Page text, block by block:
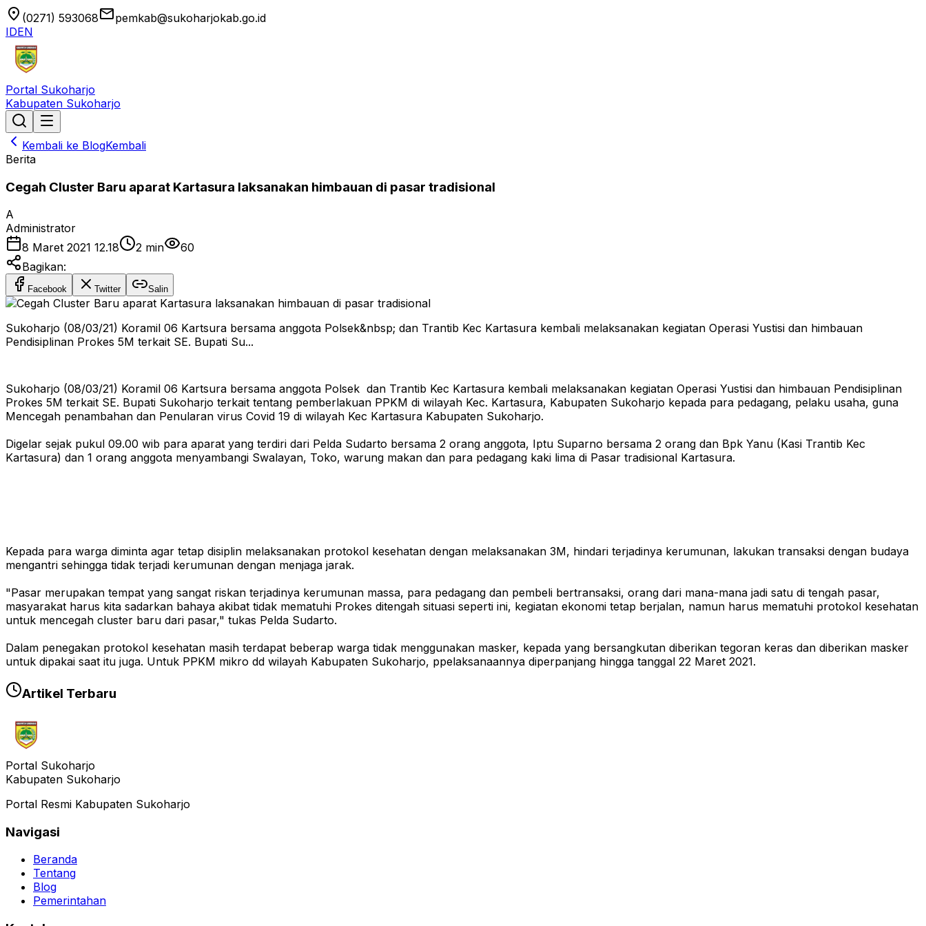
location_on (0271) 593068emailpemkab@sukoharjokab.go.id
IDEN
Portal Sukoharjo
Kabupaten Sukoharjo
Kembali ke BlogKembali
Berita
Cegah Cluster Baru aparat Kartasura laksanakan himbauan di pasar tradisional
A
Administrator
8 Maret 2021 12.18
2 min
60
Bagikan:
Facebook Twitter Salin
Sukoharjo (08/03/21) Koramil 06 Kartsura bersama anggota Polsek&nbsp; dan Trantib Kec Kartasura kembali melaksanakan kegiatan Operasi Yustisi dan himbauan
Pendisiplinan Prokes 5M terkait SE. Bupati Su...
Sukoharjo (08/03/21) Koramil 06 Kartsura bersama anggota Polsek dan Trantib Kec Kartasura kembali melaksanakan kegiatan Operasi Yustisi dan himbauan Pendisiplinan
Prokes 5M terkait SE. Bupati Sukoharjo terkait tentang pemberlakuan PPKM di wilayah Kec. Kartasura, Kabupaten Sukoharjo kepada para pedagang, pelaku usaha, guna
Mencegah penambahan dan Penularan virus Covid 19 di wilayah Kec Kartasura Kabupaten Sukoharjo.
Digelar sejak pukul 09.00 wib para aparat yang terdiri dari Pelda Sudarto bersama 2 orang anggota, Iptu Suparno bersama 2 orang dan Bpk Yanu (Kasi Trantib Kec
Kartasura) dan 1 orang anggota menyambangi Swalayan, Toko, warung makan dan para pedagang kaki lima di Pasar tradisional Kartasura.
Kepada para warga diminta agar tetap disiplin melaksanakan protokol kesehatan dengan melaksanakan 3M, hindari terjadinya kerumunan, lakukan transaksi dengan budaya
mengantri sehingga tidak terjadi kerumunan dengan menjaga jarak.
"Pasar merupakan tempat yang sangat riskan terjadinya kerumunan massa, para pedagang dan pembeli bertransaksi, orang dari mana-mana jadi satu di tengah pasar,
masyarakat harus kita sadarkan bahaya akibat tidak mematuhi Prokes ditengah situasi seperti ini, kegiatan ekonomi tetap berjalan, namun harus mematuhi protokol kesehatan
untuk mencegah cluster baru dari pasar," tukas Pelda Sudarto.
Dalam penegakan protokol kesehatan masih terdapat beberap warga tidak menggunakan masker, kepada yang bersangkutan diberikan tegoran keras dan diberikan masker
untuk dipakai saat itu juga. Untuk PPKM mikro dd wilayah Kabupaten Sukoharjo, ppelaksanaannya diperpanjang hingga tanggal 22 Maret 2021.
Artikel Terbaru
Portal Sukoharjo
Kabupaten Sukoharjo
Portal Resmi Kabupaten Sukoharjo
Navigasi
Beranda
Tentang
Blog
Pemerintahan